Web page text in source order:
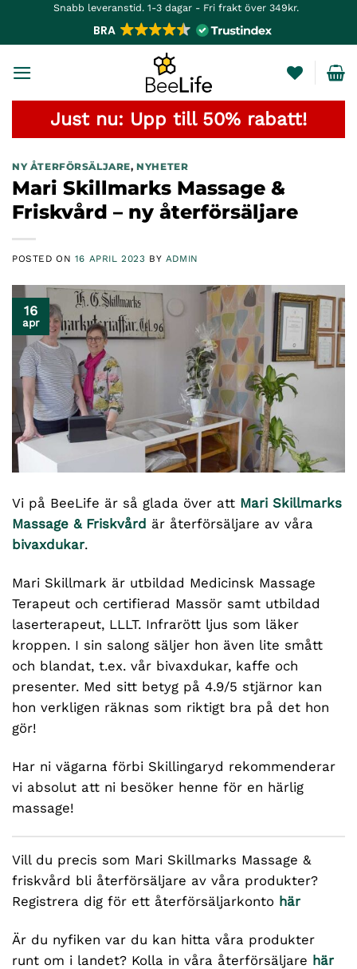
Snabb leveranstid. 1-3 dagar - Fri frakt över 349kr.
BRA
Just nu: Upp till 50% rabatt!
NY ÅTERFÖRSÄLJARE, NYHETER
Mari Skillmarks Massage &
Friskvård – ny återförsäljare
POSTED ON 16 APRIL 2023 BY ADMIN
16
apr
Vi på BeeLife är så glada över att Mari Skillmarks
Massage & Friskvård är återförsäljare av våra
bivaxdukar.
Mari Skillmark är utbildad Medicinsk Massage
Terapeut och certifierad Massör samt utbildad
laserterapeut, LLLT. Infrarött ljus som läker
kroppen. I sin salong säljer hon även lite smått
och blandat, t.ex. vår bivaxdukar, kaffe och
presenter. Med sitt betyg på 4.9/5 stjärnor kan
hon verkligen räknas som riktigt bra på det hon
gör!
Har ni vägarna förbi Skillingaryd rekommenderar
vi absolut att ni besöker henne för en härlig
massage!
Vill du precis som Mari Skillmarks Massage &
friskvård bli återförsäljare av våra produkter?
Registrera dig för ett återförsäljarkonto här
Är du nyfiken var du kan hitta våra produkter
runt om i landet? Kolla in våra återförsäljare här